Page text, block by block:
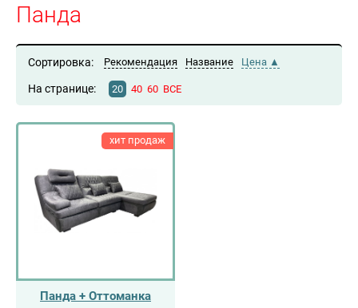
Панда
Сортировка: Рекомендация Название Цена
На странице: 20 40 60 ВСЕ
хит продаж
Панда + Оттоманка